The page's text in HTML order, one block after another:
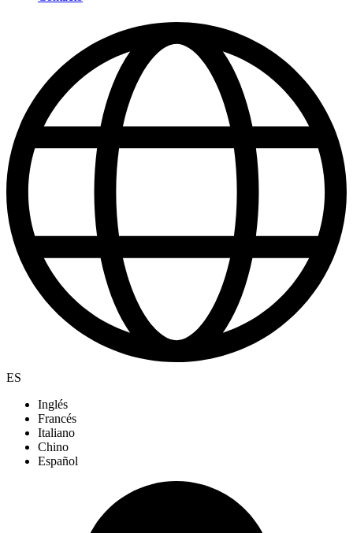
ES
Inglés
Francés
Italiano
Chino
Español